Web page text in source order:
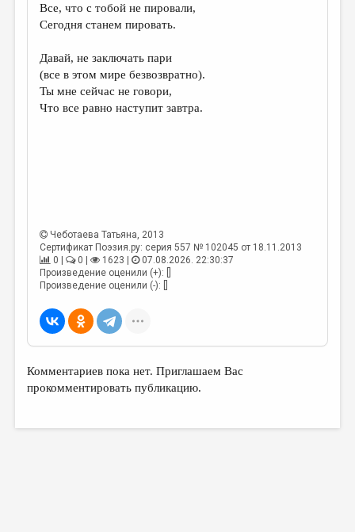
ОБЗОР ЛИТЕРАТУРЫ
ОБЪЯВЛЕНИЯ
КОЛОНКА РЕДАКТОРА
ЛИТЕРАТУРОВЕДЕНИЕ
КУЛЬТУРОВЕДЕНИЕ
ПУБЛИЦИСТИКА
РЕЦЕНЗИРОВАНИЕ
ЦИКЛЫ ПУБЛИКАЦИЙ
ТРЕДИАКОВСКИЙ
ВКОНТАКТЕ
Все, что с тобой не пировали,
Сегодня станем пировать.
Давай, не заключать пари
(все в этом мире безвозвратно).
Ты мне сейчас не говори,
Что все равно наступит завтра.
Чеботаева Татьяна, 2013
Сертификат Поэзия.ру: серия 557 № 102045 от 18.11.2013
0 |
0 | 1623 |
07.08.2026. 22:30:37
Произведение оценили (+): []
Произведение оценили (-): []
Комментариев пока нет. Приглашаем Вас
прокомментировать публикацию.